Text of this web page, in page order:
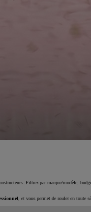
Filtrez par marque/modèle,
, et vous permet de rouler en toute